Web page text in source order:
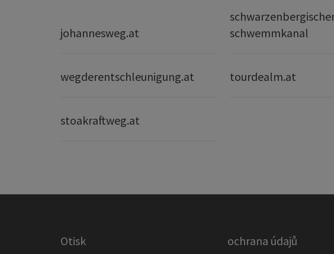
johannesweg.at
schwemmkanal
wegderentschleunigung.at tourdealm.at
stoakraftweg.at
Otisk ochrana údajů